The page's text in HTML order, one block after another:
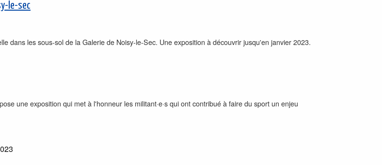
le-sec
dans les sous-sol de la Galerie de Noisy-le-Sec. Une exposition à découvrir jusqu'en janvier 2023.
une exposition qui met à l'honneur les militant·e·s qui ont contribué à faire du sport un enjeu